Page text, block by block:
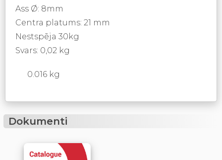
Ass Ø: 8mm
Centra platums: 21 mm
Nestspēja 30kg
Svars: 0,02 kg
0.016 kg
Dokumenti